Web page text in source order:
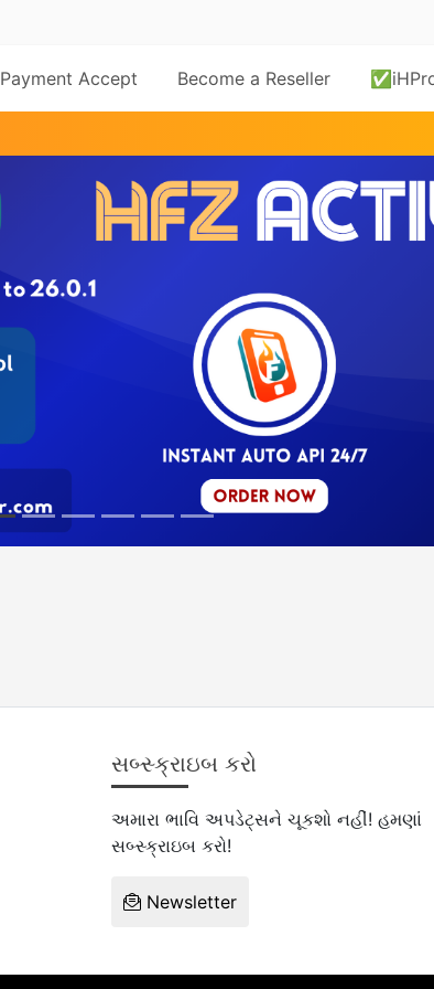
Payment Accept Become a Reseller
સબ્સ્ક્રાઇબ કરો
અમારા ભાવિ અપડેટ્સને ચૂકશો નહીં! હમણાં
સબ્સ્ક્રાઇબ કરો!
Newsletter